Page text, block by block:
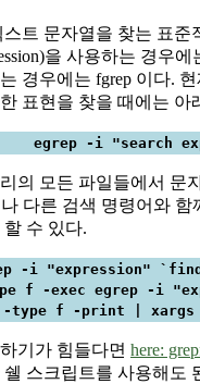
스트 문자열을 찾는 표준
을 사용하는 경우
경우에는 fgrep 이다.
표현을 찾을 때에는 아
egrep -i "search
의 모든 파일들에서 문
다른 검색 명령어와 함
수 있다.
-i "expression"
f -exec egrep -i
f -print | xargs
기가 힘들다면 here:
스크립트를 사용해도